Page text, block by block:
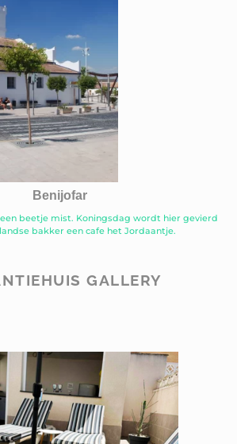
Benijofar
beetje mist. Koningsdag wordt hier gevierd
bakker een cafe het Jordaantje.
GALLERY